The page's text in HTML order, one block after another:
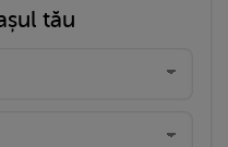
tău